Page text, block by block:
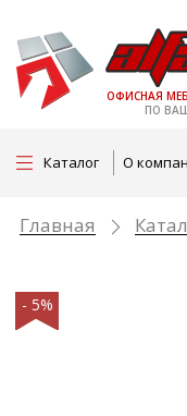
ОФИСНАЯ
ПО
Каталог О
Главная
- 5%